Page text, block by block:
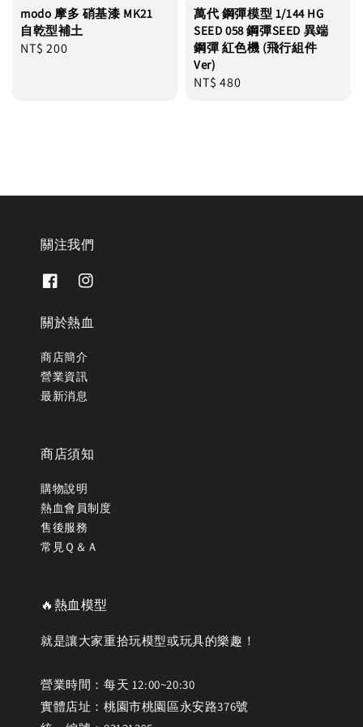
modo 摩多 硝基漆 MK21
自乾型補土
Regular
NT$ 200
萬代 鋼彈模型 1/144 HG
SEED 058 鋼彈SEED 異端
鋼彈 紅色機 (飛行組件
Ver)
Regular
NT$ 480
關注我們
關於熱血
商店簡介
營業資訊
最新消息
商店須知
購物說明
熱血會員制度
售後服務
常見Ｑ＆Ａ
🔥熱血模型
就是讓大家重拾玩模型或玩具的樂趣！
營業時間：每天 12:00~20:30
實體店址：桃園市桃園區永安路376號